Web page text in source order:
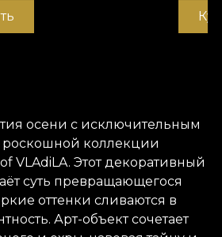
осени с исключительным
роскошной коллекции
VLAdiLA. Этот декоративный
суть превращающегося
оттенки сливаются в
Арт-объект сочетает